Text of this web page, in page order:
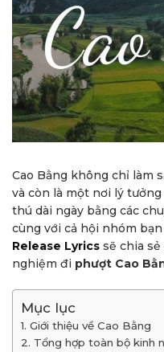
Cao Bằng không chỉ làm
và còn là một nơi lý
thú dài ngày bằng các
cùng với cả hội nhóm
Release Lyrics sẽ chia
nghiệm đi phượt Cao
Mục lục
Giới thiệu về Cao Bằng
Tổng hợp toàn bộ kinh